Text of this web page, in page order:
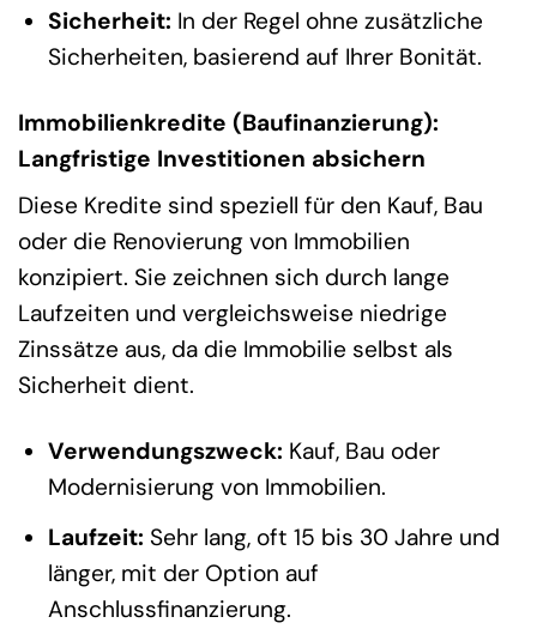
Sicherheit: In der Regel ohne zusätzliche
Sicherheiten, basierend auf Ihrer Bonität.
Immobilienkredite (Baufinanzierung):
Langfristige Investitionen absichern
Diese Kredite sind speziell für den Kauf, Bau
oder die Renovierung von Immobilien
konzipiert. Sie zeichnen sich durch lange
Laufzeiten und vergleichsweise niedrige
Zinssätze aus, da die Immobilie selbst als
Sicherheit dient.
Verwendungszweck: Kauf, Bau oder
Modernisierung von Immobilien.
Laufzeit: Sehr lang, oft 15 bis 30 Jahre und
länger, mit der Option auf
Anschlussfinanzierung.